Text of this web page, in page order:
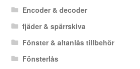
Encoder & decoder
fjäder & spärrskiva
Fönster & altanlås tillbehör
Fönsterlås